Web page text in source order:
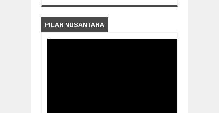
PILAR NUSANTARA